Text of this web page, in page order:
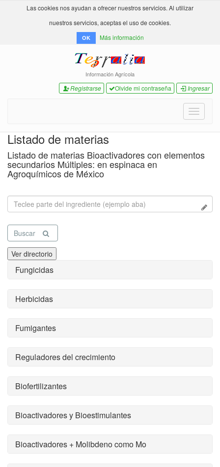
Las cookies nos ayudan a ofrecer nuestros servicios. Al utilizar
nuestros servicios, aceptas el uso de cookies.
OK Más información
Información Agrícola
Registrarse Olvide mi contraseña Ingresar
Toggle
Listado de materias
Listado de materias Bioactivadores con elementos
secundarios Múltiples: en espinaca en
Agroquímicos de México
Buscar
Ver directorio
Fungicidas
Herbicidas
Fumigantes
Reguladores del crecimiento
Biofertilizantes
Bioactivadores y Bioestimulantes
Bioactivadores + Molibdeno como Mo